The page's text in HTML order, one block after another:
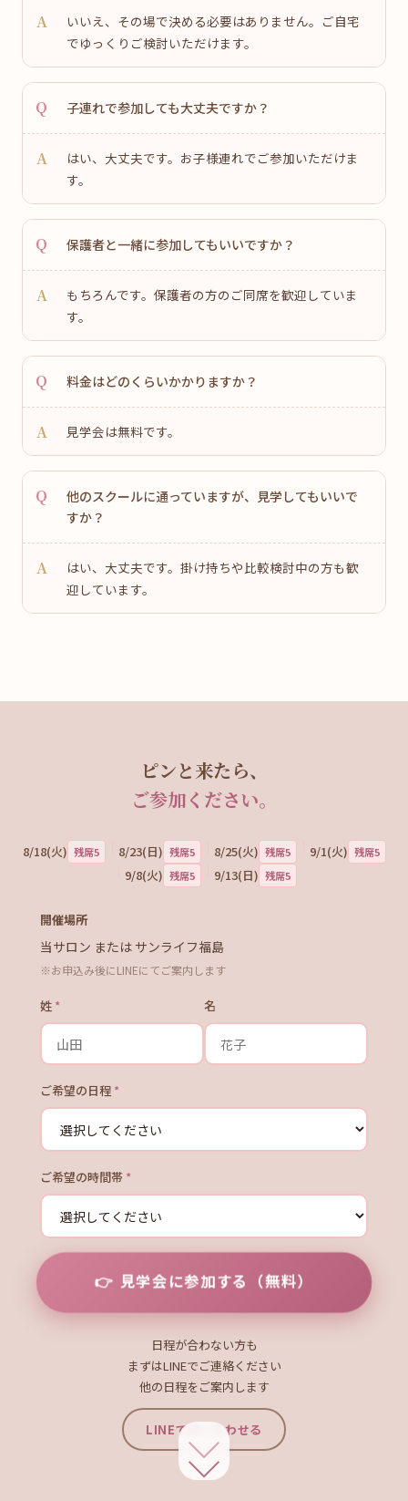
いいえ、その場で決める必要はありません。ご自宅
でゆっくりご検討いただけます。
子連れで参加しても大丈夫ですか？
はい、大丈夫です。お子様連れでご参加いただけま
す。
保護者と一緒に参加してもいいですか？
もちろんです。保護者の方のご同席を歓迎していま
す。
料金はどのくらいかかりますか？
見学会は無料です。
他のスクールに通っていますが、見学してもいいで
すか？
はい、大丈夫です。掛け持ちや比較検討中の方も歓
迎しています。
ピンと来たら、
ご参加ください。
8/18(火) 残席5 8/23(日) 残席5 8/25(火) 残席5 9/1(火) 残席5
9/8(火) 残席5 9/13(日) 残席5
開催場所
当サロン または サンライフ福島
※お申込み後にLINEにてご案内します
姓 * 名
ご希望の日程 *
ご希望の時間帯 *
見学会に参加する（無料）
日程が合わない方も
まずはLINEでご連絡ください
他の日程をご案内します
LINEで問い合わせる